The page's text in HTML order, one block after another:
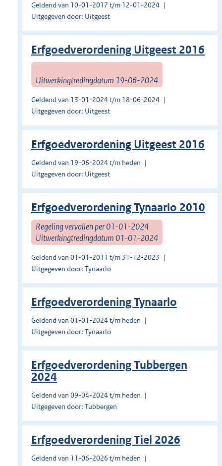
Geldend van 10-01-2017 t/m 12-01-2024
Uitgegeven door: Uitgeest
Erfgoedverordening Uitgeest 2016
Uitwerkingtredingdatum 19-06-2024
Geldend van 13-01-2024 t/m 18-06-2024
Uitgegeven door: Uitgeest
Erfgoedverordening Uitgeest 2016
Geldend van 19-06-2024 t/m heden
Uitgegeven door: Uitgeest
Erfgoedverordening Tynaarlo 2010
Regeling vervallen per 01-01-2024
Uitwerkingtredingdatum 01-01-2024
Geldend van 01-01-2011 t/m 31-12-2023
Uitgegeven door: Tynaarlo
Erfgoedverordening Tynaarlo
Geldend van 01-01-2024 t/m heden
Uitgegeven door: Tynaarlo
Erfgoedverordening Tubbergen
2024
Geldend van 09-04-2024 t/m heden
Uitgegeven door: Tubbergen
Erfgoedverordening Tiel 2026
Geldend van 11-06-2026 t/m heden